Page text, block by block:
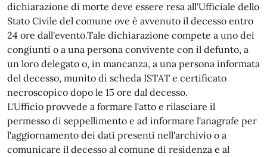
dichiarazione di morte deve essere resa all'Ufficiale dello
Stato Civile del comune ove è avvenuto il decesso entro
24 ore dall'evento.Tale dichiarazione compete a uno dei
congiunti o a una persona convivente con il defunto, a
un loro delegato o, in mancanza, a una persona informata
del decesso, munito di scheda ISTAT e certificato
necroscopico dopo le 15 ore dal decesso.
L'Ufficio provvede a formare l'atto e rilasciare il
permesso di seppellimento e ad informare l'anagrafe per
l'aggiornamento dei dati presenti nell'archivio o a
comunicare il decesso al comune di residenza e al